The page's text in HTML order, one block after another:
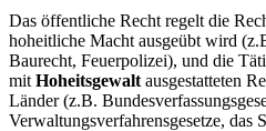
Das öffentliche Recht regelt die
hoheitliche Macht ausgeübt wird
Baurecht, Feuerpolizei), und die
mit Hoheitsgewalt ausgestatteten
Länder (z.B.
Verwaltungsverfahrensgesetze, das